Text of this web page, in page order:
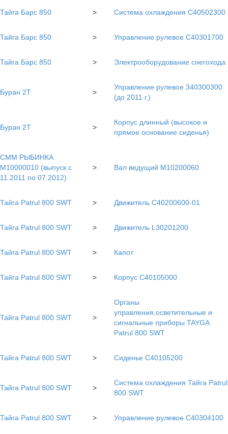
Тайга Барс 850 > Система охлаждения С40502300
Тайга Барс 850 > Управление рулевое С40301700
Тайга Барс 850 > Электрооборудование снегохода
Буран 2Т >
Управление рулевое 340300300
(до 2011 г.)
Буран 2Т >
Корпус длинный (высокое и
прямое основание сиденья)
СММ РЫБИНКА
M10000010 (выпуск с
11.2011 по 07.2012)
> Вал ведущий M10200060
Тайга Patrul 800 SWT > Движитель C40200600-01
Тайга Patrul 800 SWT > Движитель L30201200
Тайга Patrul 800 SWT > Капот
Тайга Patrul 800 SWT > Корпус С40105000
Тайга Patrul 800 SWT >
Органы
управления,осветительные и
сигнальные приборы TAYGA
Patrul 800 SWT
Тайга Patrul 800 SWT > Сиденье С40105200
Тайга Patrul 800 SWT >
Система охлаждения Тайга Patrul
800 SWT
Тайга Patrul 800 SWT > Управление рулевое C40304100